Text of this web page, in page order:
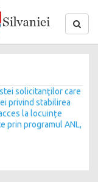
solicitanţilor care
privind stabilirea
la locuințe
prin programul ANL,